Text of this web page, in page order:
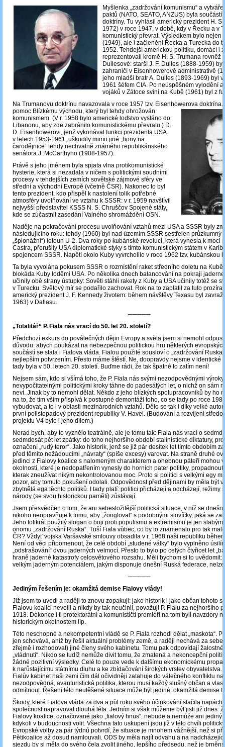
Myšlenka „zadržování komunismu“ a
paktů (NATO, SEATO, ANZUS) byla součástí
doktríny. Tu vyhlásil americký prezident H.
1972) v roce 1947, v době, kdy v Řecku a v
komunistický převrat. Výsledkem bylo nejen
(1949), ale i začlenění Řecka a Turecka do
1952. Tehdejší americkou politiku, domácí i
reprezentovali kromě H. S. Trumana rovněž
Dullesové: starší J. F. Dulles (1888-1959)
zahraničí v Eisenhowerově administrativě
jeho mladší bratr A. Dulles (1893-1969) byl
1961 šéfem CIA. Po neúspěšném vylodění
vojáků v Zátoce sviní na Kubě (1961) byl z
Na Trumanovu doktrínu navazovala v roce 1957 tzv. Eisenhowerova
pomoc Blízkému východu, který byl tehdy ohrožován
komunismem. (V r. 1958 bylo americké loďstvo vysláno do
Libanonu, aby zde zabránilo komunistickému převratu.) D.
D. Eisenhowerovi, jenž vykonával funkci prezidenta USA
v letech 1953-1961, uškodily mimo jiné „hony na
čarodějnice“ tehdy nechvalně známého republikánského
senátora J. McCarthyho (1908-1957).
Právě s jeho jménem byla spjata vlna protikomunistické
hysterie, která si nezadala v ničem s politickými soudními
procesy v tehdejších zemích sovětské zájmové sféry ve
střední a východní Evropě (včetně ČSR). Nakonec to byl
tento prezident, kdo přispěl k nastolení tolik potřebné
atmosféry uvolňování ve vztahu k SSSR: v r. 1959 navštívil
nejvyšší představitel KSSS N. S. Chruščov Spojené státy,
kde se zúčastnil zasedání Valného shromáždění OSN.
Naděje na pokračování procesu uvolňování vztahů mezi USA a SSSR byly
následujícího roku: tehdy (1960) byl nad územím SSSR sestřelen průzkumný
„špionážní“) letoun U-2. Dva roky po kubánské revoluci, která vynesla k moci
Castra, přerušily USA diplomatické styky s tímto komunistickým státem v
spojencem SSSR. Napětí okolo Kuby vyvrcholilo v roce 1962 tzv. kubánskou
Ta byla vyvolána pokusem SSSR o rozmístění raket středního doletu na
blokáda Kuby loděmi USA. Po několika dnech balancování na pokraji
učinily obě strany ústupky: Sověti stáhli rakety z Kuby a USA učinily totéž se
v Turecku. Světový mír se podařilo zachovat. Rok na to zaplatil za tuto
americký prezident J. F. Kennedy životem: během návštěvy Texasu byl
1963) v Dallasu.
─────
„Totalitář“ P. Fiala nás vrací do 50. let 20. století?
Předchozí exkurs do poválečných dějin Evropy a světa jsem si nemohl
důvodu: abych poukázal na nebezpečnou politickou hru některých
součástí se stala i Fialova vláda. Fialou použité sousloví o „zadržování
nejlepším potvrzením. Přesto máme štěstí. Ne, doopravdy nejsme v identické
tady byla v 50. letech 20. století. Buďme rádi, že tak špatné to zatím není!
Nejsem sám, kdo si všímá toho, že P. Fiala nás svými nezodpovědnými
nevypočitatelnými politickými kroky táhne do padesátých let, o nichž on sám
neví. Jinak by to nemohl dělat. Někdo z jeho blízkých spolupracovníků by ho
na to, že tím vším přispívá k postupné demontáži toho, co se tady po roce
vybudovat, a to i v oblasti mezinárodních vztahů. Dělo se tak i díky velké
první polistopadový prezident republiky V. Havel. (Budování a rozvíjení
projektu V4 bylo i jeho dílem.)
Nerad bych, aby to vyznělo teatrálně, ale je tomu tak: Fiala nás vrací o
sedmdesát pět let zpátky: do toho nejhoršího období stalinistické diktatury,
označení „rudý teror“. Jako historik, jenž se již pár desítek let tímto obdobím
před těmito nežádoucími „návraty“ (spíše excesy) varovat. Na straně druhé
jedinci z Fialovy koalice s nalomeným charakterem a ohebnou páteří mohou
okolností, které je nedopatřením vynesly do horních pater politiky, propadnout
kterak zneužívat nikým nekontrolovanou moc. Proto si politici s velkými egy
pozor, aby tomuto pokušení odolali. Odpovědnost před dějinami by měla být
zbytnělá ega těchto politiků. I tady platí: politici přicházejí a odcházejí, režimy
národy (se svou historickou pamětí) zůstávají.
Jsem přesvědčen o tom, že ani sebesložitější politická situace, v níž se
nikoho neopravňuje k tomu, aby „žongloval“ s podobnými slovíčky, jaká se
Jeho tolikrát použitý slogan o boji proti populismu a extremismu je jen slabým
onomu „zadržování Ruska“. Tuší Fiala vůbec, co by to znamenalo pro tak
ČR? Vždyť vojska Varšavské smlouvy obsadila v r. 1968 naši republiku
Není od věci připomenout, že celé období „studené války“ bylo vyplněno
„odstrašování“ dvou jaderných velmocí. Přesto to bylo po celých čtyřicet let
hraně jaderné katastrofy celosvětového rozsahu. Měli bychom si to uvědomit:
velkým jaderným potenciálem, jakým disponuje dnešní Ruská federace,
─────
Jediným řešením je: okamžitá demise Fialovy vlády!
Již jsem to uvedl a raději to znovu zopakuji: jako historik i jako občan tohoto
Fialovu koalici nevolil a nikdy by tak neučinil, považuji P. Fialu za nejhoršího
1918. Dokonce i ti protektorátní a komunističtí premiéři na tom byli navzdory
historickým okolnostem líp.
Této neschopné a nekompetentní vládě se P. Fiala rozhodl dělat „maskota“.
jen schovává, aniž by řešil aktuální problémy země, a raději nechává za sebe
zřejmě i rozhodovat) jiné členy svého kabinetu. Tomu pak odpovídají
„vládnutí“. Nikdo se tudíž nemůže divit tomu, že zmatená a nekoncepční
žádné pozitivní výsledky. Celé to pouze vede k dalšímu ekonomickému
k narůstajícímu státnímu dluhu a ke zbídačování širokých vrstev obyvatelstva.
Fialův kabinet naši zemi čím dál očividněji zatahuje do válečného konfliktu
nezodpovědná, avanturistická politika, kterou musí každý slušný občan a
odmítnout. Řešení této neutěšené situace může být jediné: okamžitá demise
Škody, které Fialova vláda za dva a půl roku svého účinkování stačila
společnost napravovat dlouhá léta. Jedním si však můžeme být jisti již dnes:
Fialovy koalice, označované jako „fialový hnus“, nebude a nemůže ani jediný
kdykoli v budoucnosti volit. Všechna tato uskupení jsou již v této chvíli politicky
Evropské volby za pár týdnů potvrdí, že situace je mnohem vážnější, než si
Pětikoalice až dosud namlouvali. ODS by měla najít odvahu a na
sjezdu by si měla do svého čela zvolit jiného, lepšího předsedu, než je